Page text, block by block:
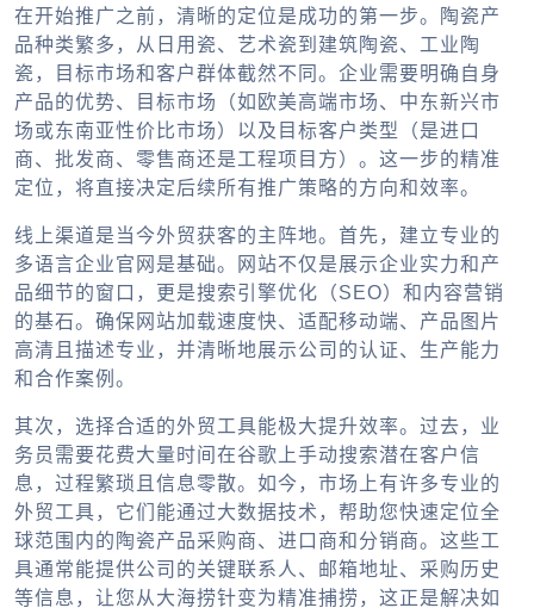
在开始推广之前，清晰的定位是成功的第一步。陶瓷产
品种类繁多，从日用瓷、艺术瓷到建筑陶瓷、工业陶
瓷，目标市场和客户群体截然不同。企业需要明确自身
产品的优势、目标市场（如欧美高端市场、中东新兴市
场或东南亚性价比市场）以及目标客户类型（是进口
商、批发商、零售商还是工程项目方）。这一步的精准
定位，将直接决定后续所有推广策略的方向和效率。
线上渠道是当今外贸获客的主阵地。首先，建立专业的
多语言企业官网是基础。网站不仅是展示企业实力和产
品细节的窗口，更是搜索引擎优化（SEO）和内容营销
的基石。确保网站加载速度快、适配移动端、产品图片
高清且描述专业，并清晰地展示公司的认证、生产能力
和合作案例。
其次，选择合适的外贸工具能极大提升效率。过去，业
务员需要花费大量时间在谷歌上手动搜索潜在客户信
息，过程繁琐且信息零散。如今，市场上有许多专业的
外贸工具 ，它们能通过大数据技术，帮助您快速定位全
球范围内的陶瓷产品采购商、进口商和分销商。这些工
具通常能提供公司的关键联系人、邮箱地址、采购历史
等信息，让您从大海捞针变为精准捕捞，这正是解决如